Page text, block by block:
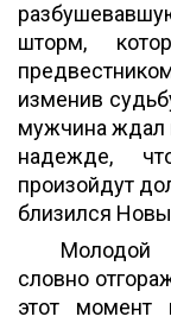
шторм,
изменив
мужчина ждал
надежде,
произойдут
близился
Молодой
словно
этот момент